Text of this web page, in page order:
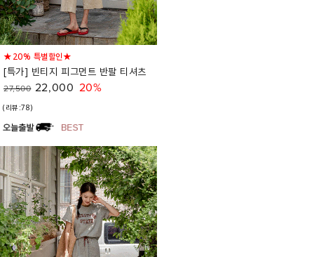
★20% 특별할인★
[특가] 빈티지 피그먼트 반팔 티셔츠
27,500 22,000 20%
(리뷰:78)